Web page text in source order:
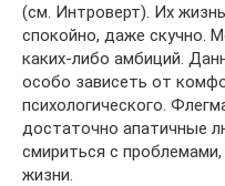
(см. Интроверт). Их
спокойно, даже скучно.
каких-либо амбиций.
особо зависеть от
психологического.
достаточно апатичные
смириться с
жизни.